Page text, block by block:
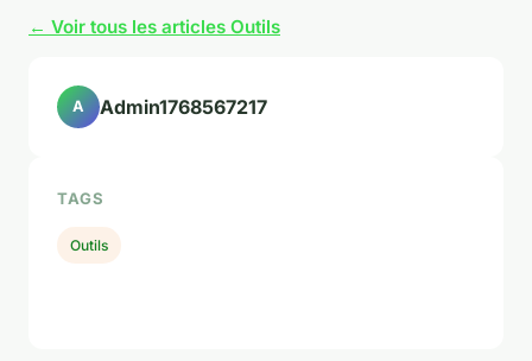
← Voir tous les articles Outils
A Admin1768567217
TAGS
Outils